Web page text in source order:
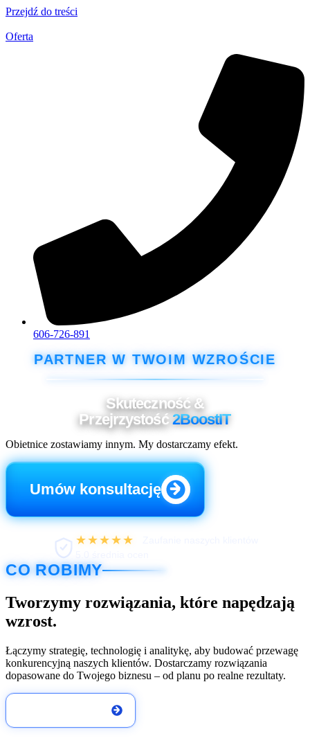
Przejdź do treści
Oferta
606-726-891
PARTNER W TWOIM WZROŚCIE
Skuteczność &
Przejrzystość 2BoostIT
Obietnice zostawiamy innym. My dostarczamy efekt.
Umów konsultację
★★★★★
CO ROBIMY
Tworzymy rozwiązania, które napędzają
wzrost.
Łączymy strategię, technologię i analitykę, aby budować przewagę
konkurencyjną naszych klientów. Dostarczamy rozwiązania
dopasowane do Twojego biznesu – od planu po realne rezultaty.